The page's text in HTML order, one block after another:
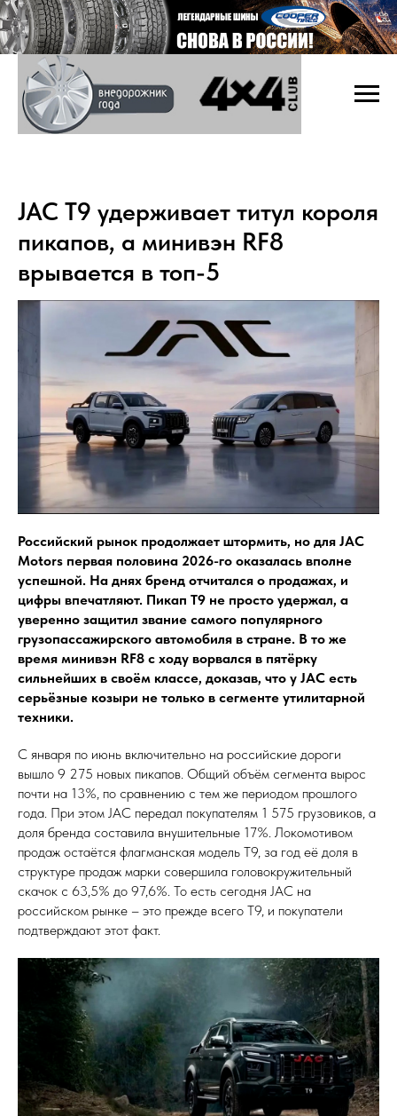
JAC T9 удерживает титул короля
пикапов, а минивэн RF8
врывается в топ-5
Российский рынок продолжает штормить, но для JAC
Motors первая половина 2026-го оказалась вполне
успешной. На днях бренд отчитался о продажах, и
цифры впечатляют. Пикап T9 не просто удержал, а
уверенно защитил звание самого популярного
грузопассажирского автомобиля в стране. В то же
время минивэн RF8 с ходу ворвался в пятёрку
сильнейших в своём классе, доказав, что у JAC есть
серьёзные козыри не только в сегменте утилитарной
техники.
С января по июнь включительно на российские дороги
вышло 9 275 новых пикапов. Общий объём сегмента вырос
почти на 13%, по сравнению с тем же периодом прошлого
года. При этом JAC передал покупателям 1 575 грузовиков, а
доля бренда составила внушительные 17%. Локомотивом
продаж остаётся флагманская модель T9, за год её доля в
структуре продаж марки совершила головокружительный
скачок с 63,5% до 97,6%. То есть сегодня JAC на
российском рынке – это прежде всего T9, и покупатели
подтверждают этот факт.